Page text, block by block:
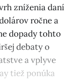
zníženia daní
ročne a
dopady tohto
debaty o
a vplyve
tiež ponúka